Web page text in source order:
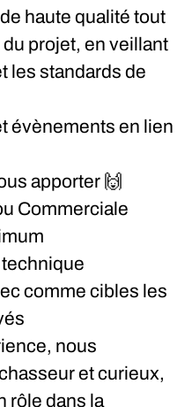
haute qualité tout
projet, en veillant
les standards de
évènements en lien
apporter 🙌
Commerciale
comme cibles les
nous
et curieux,
rôle dans la